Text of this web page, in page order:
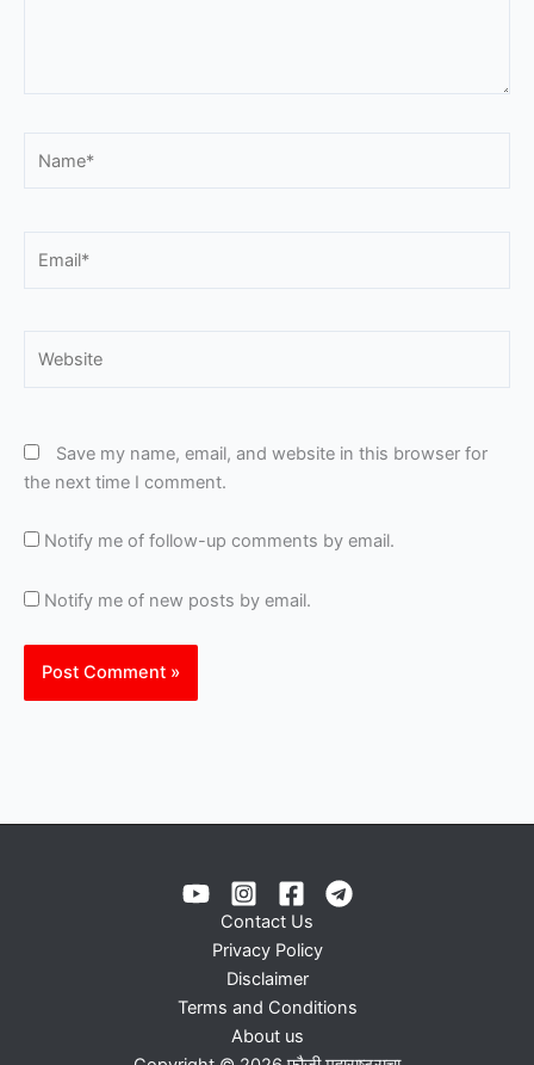
Save my name, email, and website in this browser for
the next time I comment.
Notify me of follow-up comments by email.
Notify me of new posts by email.
Contact Us
Privacy Policy
Disclaimer
Terms and Conditions
About us